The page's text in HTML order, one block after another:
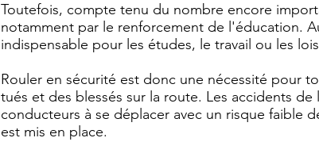
Toutefois, compte tenu du nombre encore
notamment par le renforcement de l'éducation.
indispensable pour les études, le travail ou les
Rouler en sécurité est donc une nécessité pour
tués et des blessés sur la route. Les accidents
conducteurs à se déplacer avec un risque faible
est mis en place.